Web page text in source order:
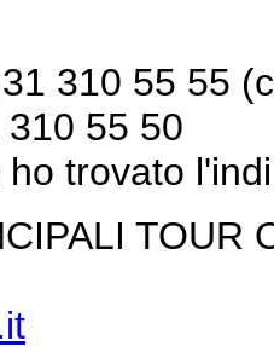
310 55 55
55 50
trovato
TOUR